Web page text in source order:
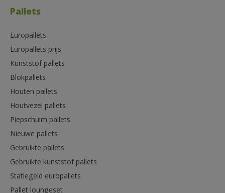
Pallets
Europallets
Europallets prijs
Kunststof pallets
Blokpallets
Houten pallets
Houtvezel pallets
Piepschuim pallets
Nieuwe pallets
Gebruikte pallets
Gebruikte kunststof pallets
Statiegeld europallets